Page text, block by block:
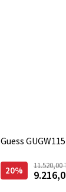
Guess
20% 11.520,00